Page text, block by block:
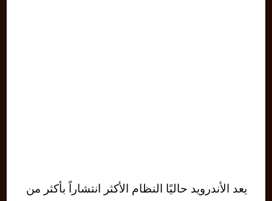
يعد الأندرويد حاليًا النظام الأكثر انتشاراً بأكثر من